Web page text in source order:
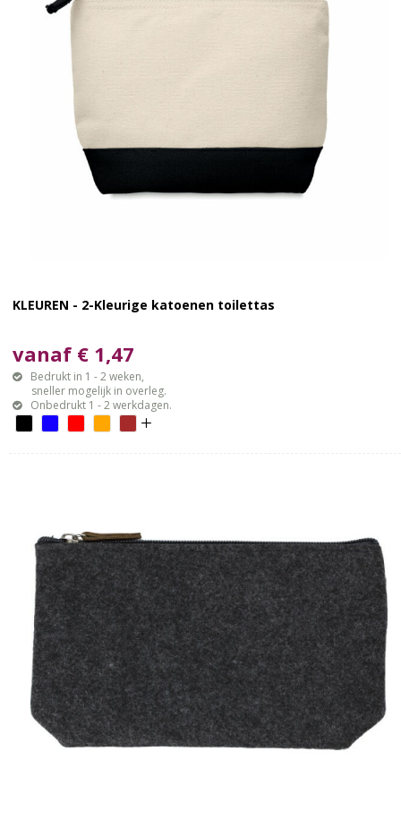
KLEUREN - 2-Kleurige katoenen toilettas
vanaf € 1,47
Bedrukt in 1 - 2 weken,
sneller mogelijk in overleg.
Onbedrukt 1 - 2 werkdagen.